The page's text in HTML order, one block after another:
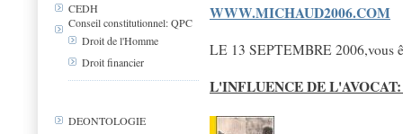
CEDH
Conseil constitutionnel: QPC
Droit de l'Homme
Droit financier
DEONTOLOGIE
WWW.MICHAUD2006.COM
LE 13 SEPTEMBRE 2006,vous
L'INFLUENCE DE